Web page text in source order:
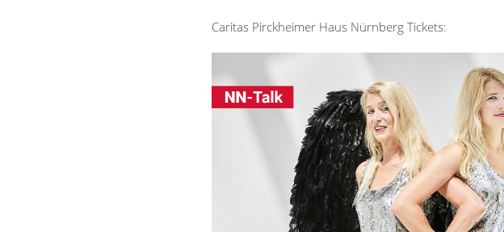
Caritas Pirckheimer Haus Nürnberg Tickets: